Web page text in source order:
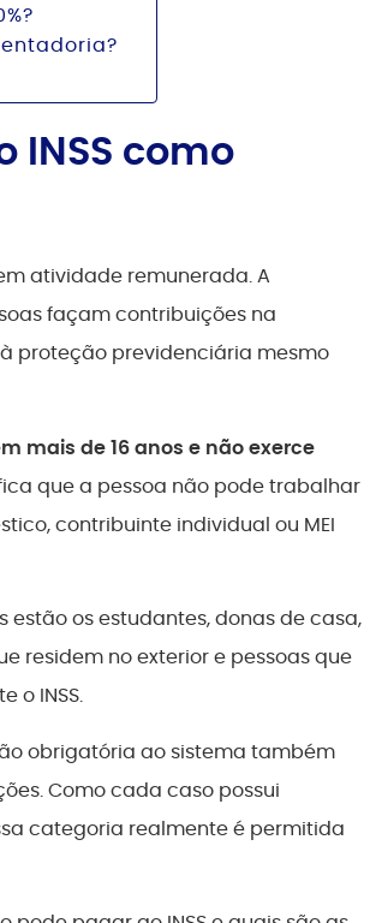
como
atividade remunerada. A
façam contribuições na
proteção previdenciária mesmo
mais de 16 anos e não exerce
que a pessoa não pode trabalhar
contribuinte individual ou MEI
estão os estudantes, donas de casa,
residem no exterior e pessoas que
o INSS.
obrigatória ao sistema também
Como cada caso possui
categoria realmente é permitida